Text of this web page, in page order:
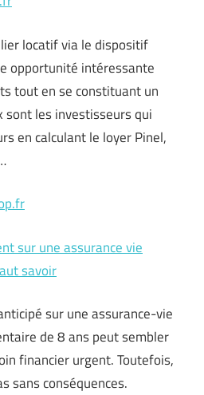
locatif via le dispositif
opportunité intéressante
tout en se constituant un
les investisseurs qui
en calculant le loyer Pinel,
sur une assurance vie
savoir
sur une assurance-vie
de 8 ans peut sembler
financier urgent. Toutefois,
sans conséquences.